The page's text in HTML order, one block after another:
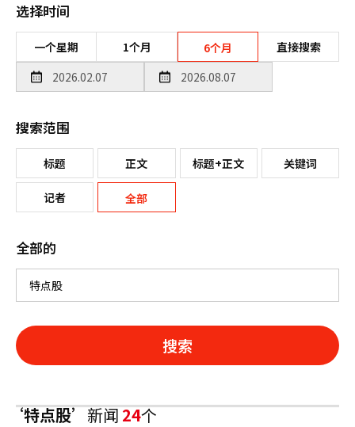
选择时间
一个星期 1个月 6个月 直接搜索
搜索范围
标题 正文 标题+正文 关键词
记者 全部
全部的
搜索
‘特点股’新闻24个